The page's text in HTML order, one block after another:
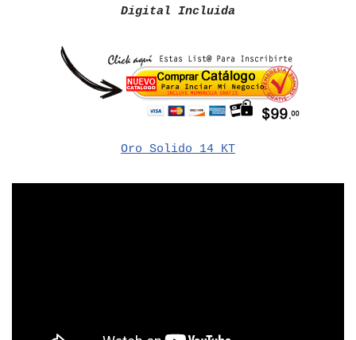
Digital Incluida
Oro Solido 14 KT